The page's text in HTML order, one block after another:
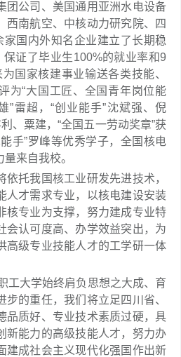
团公司、美国通用亚洲水电设备
西南航空、中核动力研究院、四
家国内外知名企业建立了长期稳
保证了毕业生100%的就业率和9
国家核建事业输送各类技能、
为“大国工匠、全国青年岗位能
”雷超，“创业能手”沈斌强、倪
、粟建，“全国五一劳动奖章”获
手”罗峰等优秀学子，全国核电
来自我校。
依托我国核工业研发先进技术，
人才需求专业，以核电建设安装
核专业为支撑，努力建成专业特
会认可度高、办学效益突出，为
高级专业技能人才的工学研一体
工大学始终肩负思想之大成、育
步的重任，我们将立足四川省、
品质好、专业技术素质过硬，具
新能力的高级技能人才，努力办
建成社会主义现代化强国作出新